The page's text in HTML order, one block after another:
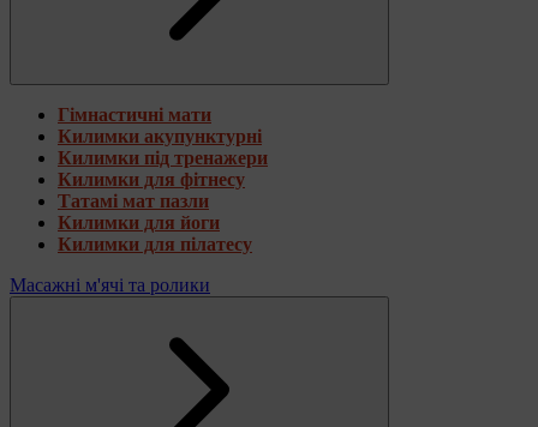
Гімнастичні мати
Килимки акупунктурні
Килимки під тренажери
Килимки для фітнесу
Татамі мат пазли
Килимки для йоги
Килимки для пілатесу
Масажні м'ячі та ролики